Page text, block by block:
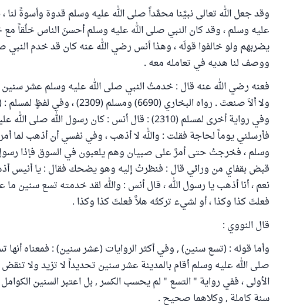
وقد جعل الله تعالى نبيَّنا محمَّداً صلى الله عليه وسلم قدوة وأسوةً لنا
عليه وسلم ، وقد كان النبي صلى الله عليه وسلم أحسنَ الناس خلُقاً مع
يضربهم ولو خالفوا قولَه ، وهذا أنس رضي الله عنه كان قد خدم
ووصف لنا هديه في تعامله معه .
فعنه رضي الله عنه قال : خدمتُ النبي صلى الله عليه وسلم عشر
ولا ألاَ صنعتَ . رواه البخاري (6690)
وفي رواية أخرى لمسلم (2310) : قال أنس : كان رسول
فأرسلني يوماً لحاجة فقلت : والله لا أذهب ، وفي نفسي أن أذهب لما
وسلم ، فخرجتُ حتى أمرَّ على صبيان وهم يلعبون في السوق فإذا
قبض بقفاي من ورائي قال : فنظرتُ إليه وهو يضحك فقال : يا أنيس
نعم ، أنا أذهب يا رسول الله ، قال أنس : والله لقد خدمته تسع سنين
فعلتَ كذا وكذا ، أو لشيء تركتُه هلاَّ فعلتَ كذا وكذا .
قال النووي :
وأما قوله : (تسع سنين) , وفي أكثر الروايات (عشر سنين) : فمعناه أنها
صلى الله عليه وسلم أقام بالمدينة عشر سنين تحديداً لا تزيد ولا
الأولى ، ففي رواية " التسع " لم يحسب الكسر , بل اعتبر السنين
سنة كاملة , وكلاهما صحيح .